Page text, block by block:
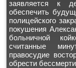
заявляется к
обеспечить
полицейского
покушения
больничной
считанные
правосудие
обрести